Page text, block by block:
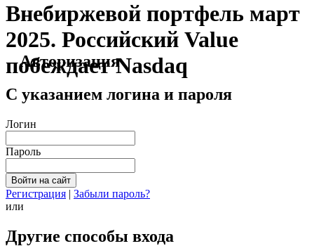
Внебиржевой портфель март
2025. Российский Value
побеждает Nasdaq
Авторизация
С указанием логина и пароля
Логин
Пароль
Регистрация | Забыли пароль?
или
Другие способы входа